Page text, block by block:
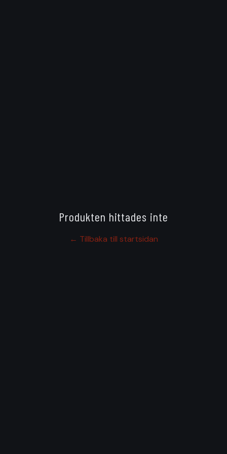
Produkten hittades inte
← Tillbaka till startsidan